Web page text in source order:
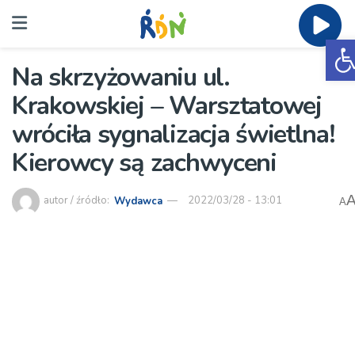
Na skrzyżowaniu ul.
Krakowskiej – Warsztatowej
wróciła sygnalizacja świetlna!
Kierowcy są zachwyceni
autor / źródło: Wydawca 2022/03/28 - 13:01 A